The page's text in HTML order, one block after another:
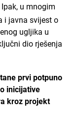
Ipak, u mnogim
i javna svijest o
ugljika u
dio rješenja
prvi potpuno
inicijative
kroz projekt